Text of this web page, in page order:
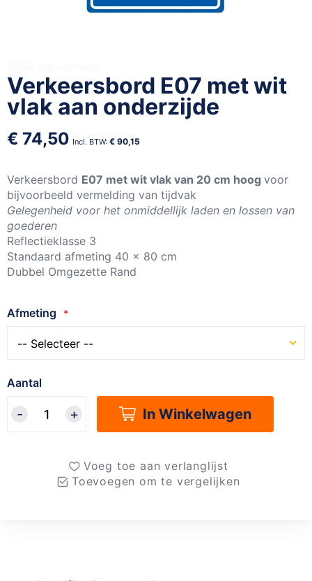
Verkeersbord E07 met wit
vlak aan onderzijde
€ 74,50 € 90,15
Verkeersbord E07 met wit vlak van 20 cm hoog voor
bijvoorbeeld vermelding van tijdvak
Gelegenheid voor het onmiddellijk laden en lossen van
goederen
Reflectieklasse 3
Standaard afmeting 40 x 80 cm
Dubbel Omgezette Rand
Afmeting
Aantal
In Winkelwagen
Voeg toe aan verlanglijst
Toevoegen om te vergelijken
naar
het
begin
de
gallerij